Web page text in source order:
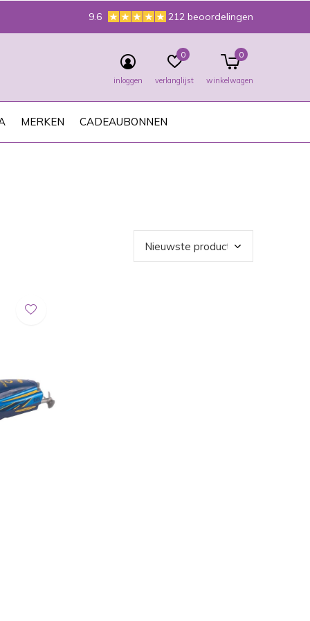
MERKEN CADEAUBONNEN
inloggen verlanglijst
0
winkelwagen
0
9.6 212 beoordelingen